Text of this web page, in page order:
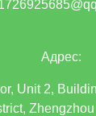
Адрес:
Unit 2,